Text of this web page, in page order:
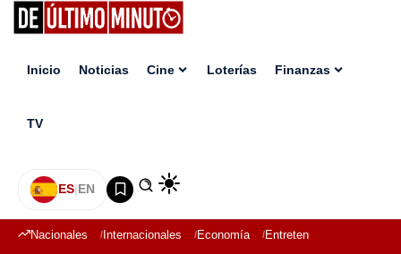
Inicio Noticias Cine Loterías Finanzas
TV
ES|EN
Nacionales Internacionales Economía Entretenimiento